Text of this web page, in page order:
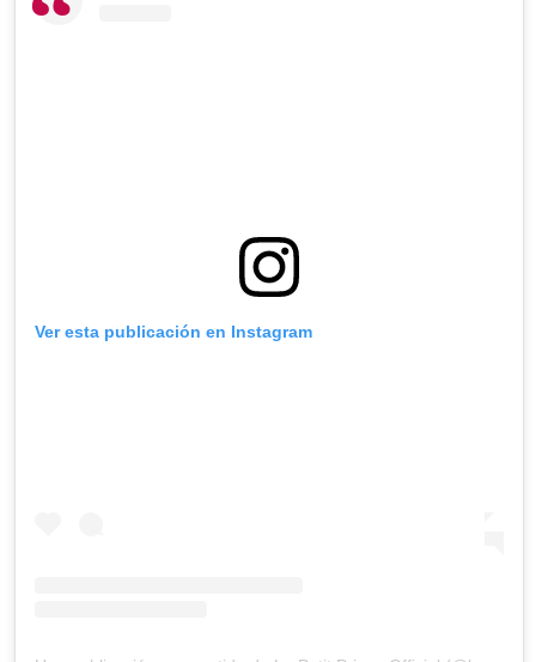
Ver esta publicación en Instagram